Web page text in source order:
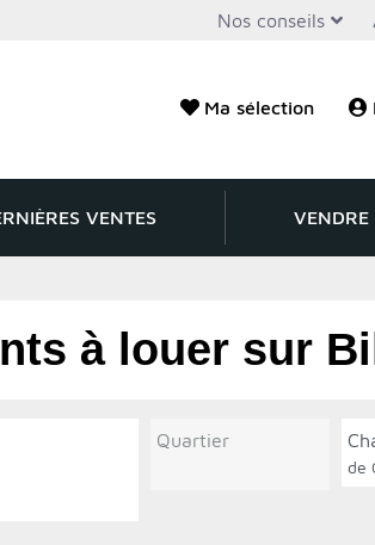
Nos conseils
Ma sélection
VENTES VENDRE
à louer sur
Quartier
de